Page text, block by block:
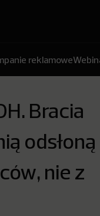
reklamowe
Bracia
odsłoną
nie z